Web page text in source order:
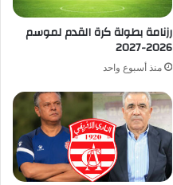
رزنامة بطولة كرة القدم لموسم
2026-2027
منذ أسبوع واحد